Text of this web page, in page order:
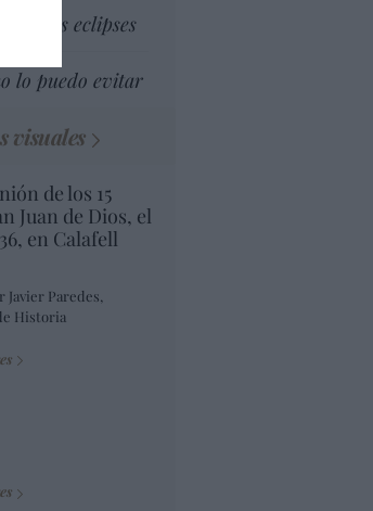
de los eclipses
lo puedo evitar
visuales
de los 15
Juan de Dios, el
en Calafell
Javier Paredes,
Historia